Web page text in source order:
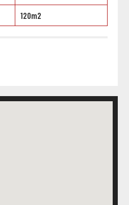
120m2